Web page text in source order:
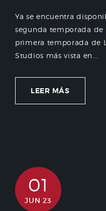
Ya se encuentra
segunda temporada de
primera temporada de
Studios más vista en...
LEER MÁS
01
JUN 23